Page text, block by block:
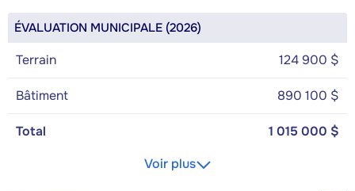
ÉVALUATION MUNICIPALE (2026)
Terrain 124 900 $
Bâtiment 890 100 $
Total
1 015 000 $
Voir plus